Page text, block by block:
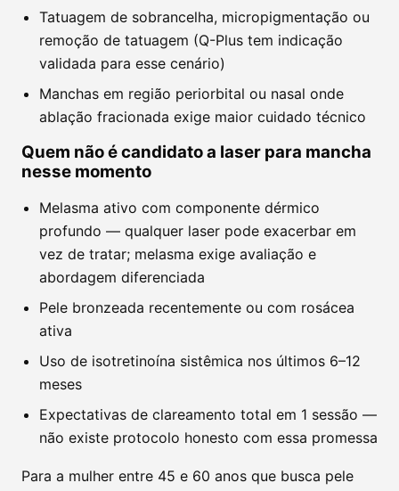
Tatuagem de sobrancelha, micropigmentação ou
remoção de tatuagem (Q-Plus tem indicação
validada para esse cenário)
Manchas em região periorbital ou nasal onde
ablação fracionada exige maior cuidado técnico
Quem não é candidato a laser para mancha
nesse momento
Melasma ativo com componente dérmico
profundo — qualquer laser pode exacerbar em
vez de tratar; melasma exige avaliação e
abordagem diferenciada
Pele bronzeada recentemente ou com rosácea
ativa
Uso de isotretinoína sistêmica nos últimos 6–12
meses
Expectativas de clareamento total em 1 sessão —
não existe protocolo honesto com essa promessa
Para a mulher entre 45 e 60 anos que busca pele